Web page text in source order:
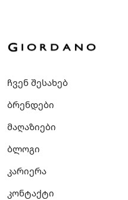
ჩვენ შესახებ
ბრენდები
მაღაზიები
ბლოგი
კარიერა
კონტაქტი